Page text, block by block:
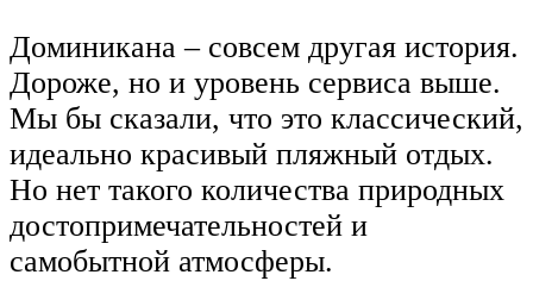
Доминикана – совсем другая история.
Дороже, но и уровень сервиса выше.
Мы бы сказали, что это классический,
идеально красивый пляжный отдых.
Но нет такого количества природных
достопримечательностей и
самобытной атмосферы.